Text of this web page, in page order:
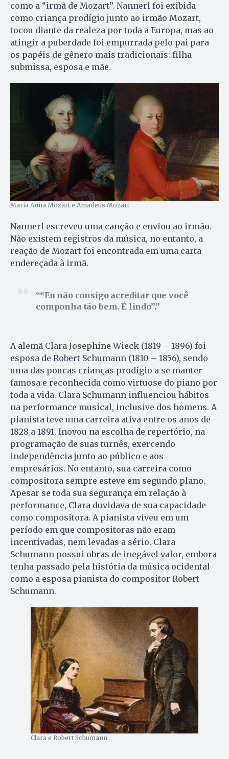
como a “irmã de Mozart”. Nannerl foi exibida
como criança prodígio junto ao irmão Mozart,
tocou diante da realeza por toda a Europa, mas ao
atingir a puberdade foi empurrada pelo pai para
os papéis de gênero mais tradicionais: filha
submissa, esposa e mãe.
Maria Anna Mozart e Amadeus Mozart
Nannerl escreveu uma canção e enviou ao irmão.
Não existem registros da música, no entanto, a
reação de Mozart foi encontrada em uma carta
endereçada à irmã.
“Eu não consigo acreditar que você
componha tão bem. É lindo”.
A alemã Clara Josephine Wieck (1819 – 1896) foi
esposa de Robert Schumann (1810 – 1856), sendo
uma das poucas crianças prodígio a se manter
famosa e reconhecida como virtuose do piano por
toda a vida. Clara Schumann influenciou hábitos
na performance musical, inclusive dos homens. A
pianista teve uma carreira ativa entre os anos de
1828 a 1891. Inovou na escolha de repertório, na
programação de suas turnês, exercendo
independência junto ao público e aos
empresários. No entanto, sua carreira como
compositora sempre esteve em segundo plano.
Apesar se toda sua segurança em relação à
performance, Clara duvidava de sua capacidade
como compositora. A pianista viveu em um
período em que compositoras não eram
incentivadas, nem levadas a sério. Clara
Schumann possui obras de inegável valor, embora
tenha passado pela história da música ocidental
como a esposa pianista do compositor Robert
Schumann.
Clara e Robert Schumann